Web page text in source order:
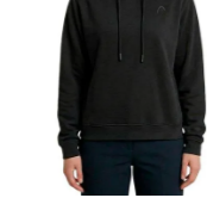
S XL